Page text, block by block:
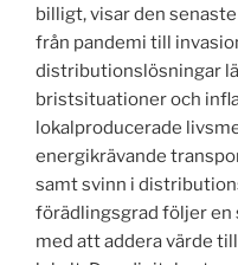
billigt, visar den
från pandemi till
distributionslösningar
bristsituationer och
lokalproducerade
energikrävande
samt svinn i
förädlingsgrad följer en
med att addera värde